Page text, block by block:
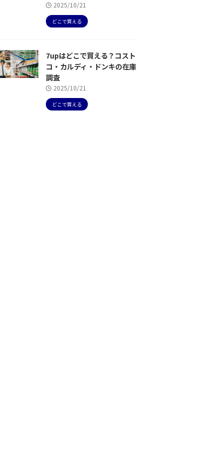
2025/10/21
どこで買える
7upはどこで買える？コスト
コ・カルディ・ドンキの在庫
調査
2025/10/21
どこで買える